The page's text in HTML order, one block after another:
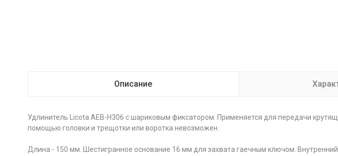
Описание
Удлинитель Licota AEB-H306 с шариковым фиксатором. Применяется для передачи
помощью головки и трещотки или воротка невозможен.
Длина - 150 мм. Шестигранное основание 16 мм для захвата гаечным ключом.